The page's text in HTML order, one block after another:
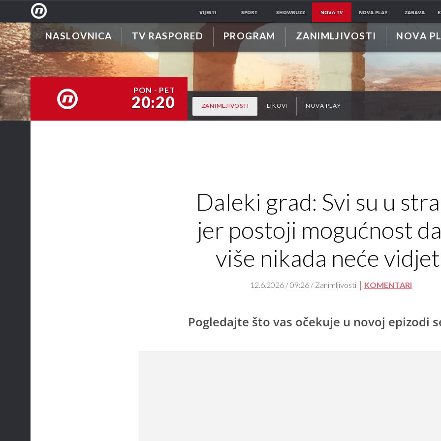
NOVA
VIJESTI SPORT SHOWBUZZ NOVA TV NOVA PLAY ZABAVA
NASLOVNICA TV RASPORED PROGRAM ZANIMLJIVOSTI NOVA
PON - PET
20:20 ZANIMLJIVOSTI LIKOVI NOVA PLAY
Daleki grad: Svi su u
jer postoji mogućnost
više nikada neće
12.6.2026 / 09:26 / Zanimljivosti KOMENTARI
Pogledajte što vas očekuje u novoj epizodi